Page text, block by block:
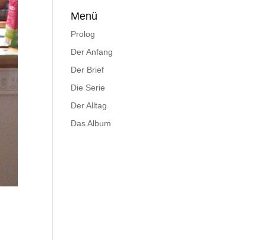
Menü
Prolog
Der Anfang
Der Brief
Die Serie
Der Alltag
Das Album